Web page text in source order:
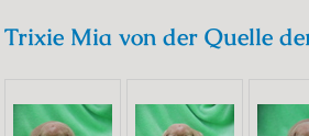
Trixie Mia von der Quelle